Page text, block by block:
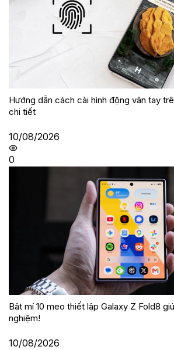
Hướng dẫn cách cài hình động vân tay
chi tiết
10/08/2026
0
Bật mí 10 mẹo thiết lập Galaxy Z Fold8
nghiệm!
10/08/2026